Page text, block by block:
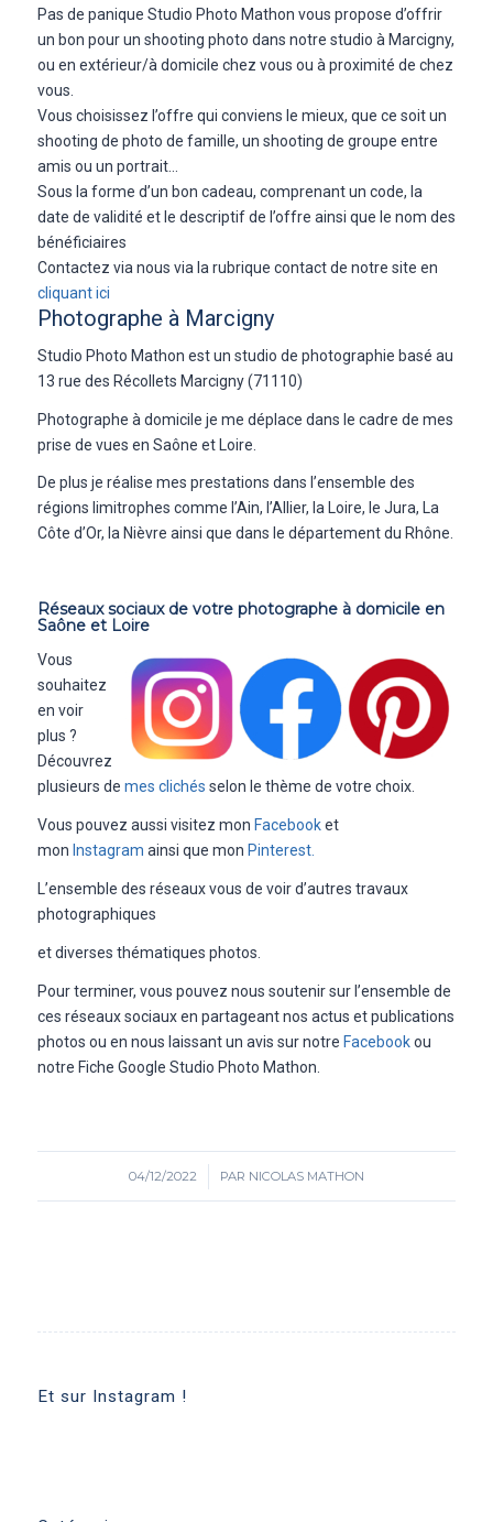
Pas de panique Studio Photo Mathon vous propose d’offrir
un bon pour un shooting photo dans notre studio à Marcigny,
ou en extérieur/à domicile chez vous ou à proximité de chez
vous.
Vous choisissez l’offre qui conviens le mieux, que ce soit un
shooting de photo de famille, un shooting de groupe entre
amis ou un portrait…
Sous la forme d’un bon cadeau, comprenant un code, la
date de validité et le descriptif de l’offre ainsi que le nom des
bénéficiaires
Contactez via nous via la rubrique contact de notre site en
cliquant ici
Photographe à Marcigny
Studio Photo Mathon est un studio de photographie basé au
13 rue des Récollets Marcigny (71110)
Photographe à domicile je me déplace dans le cadre de mes
prise de vues en Saône et Loire.
De plus je réalise mes prestations dans l’ensemble des
régions limitrophes comme l’Ain, l’Allier, la Loire, le Jura, La
Côte d’Or, la Nièvre ainsi que dans le département du Rhône.
Réseaux sociaux de votre photographe à domicile en
Saône et Loire
Vous
souhaitez
en voir
plus ?
Découvrez
plusieurs de mes clichés selon le thème de votre choix.
Vous pouvez aussi visitez mon Facebooket
mon Instagram ainsi que mon Pinterest.
L’ensemble des réseaux vous de voir d’autres travaux
photographiques
et diverses thématiques photos.
Pour terminer, vous pouvez nous soutenir sur l’ensemble de
ces réseaux sociaux en partageant nos actus et publications
photos ou en nous laissant un avis sur notre Facebookou
notre Fiche Google Studio Photo Mathon.
04/12/2022
/ PAR NICOLAS MATHON
Et sur Instagram !